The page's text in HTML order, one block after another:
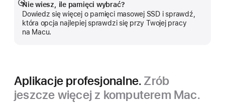
Nie wiesz, ile pamięci wybrać?
Dowiedz się więcej o pamięci masowej SSD i sprawdź,
która opcja najlepiej sprawdzi się przy Twojej pracy
na Macu.
Pokaż
więcej
Aplikacje profesjonalne. Zrób
jeszcze więcej z komputerem Mac.